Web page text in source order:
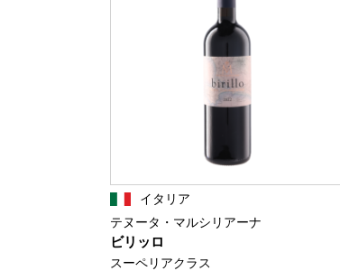
イタリア
テヌータ・マルシリアーナ
ビリッロ
スーペリアクラス